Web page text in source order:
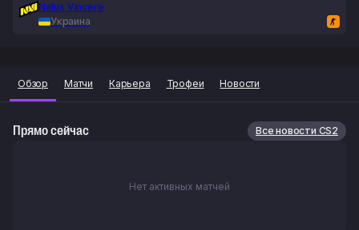
Natus Vincere
Украина
Обзор Матчи Карьера Трофеи Новости
Прямо сейчас Все новости CS2
Нет активных матчей